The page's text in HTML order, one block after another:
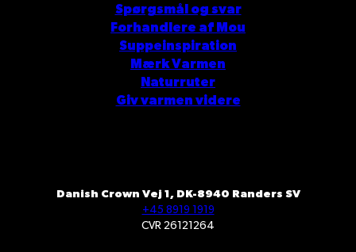
Spørgsmål og svar
Forhandlere af Mou
Suppeinspiration
Mærk Varmen
Naturruter
Giv varmen videre
Danish Crown Vej 1, DK-8940 Randers SV
+45 8919 1919
CVR 26121264